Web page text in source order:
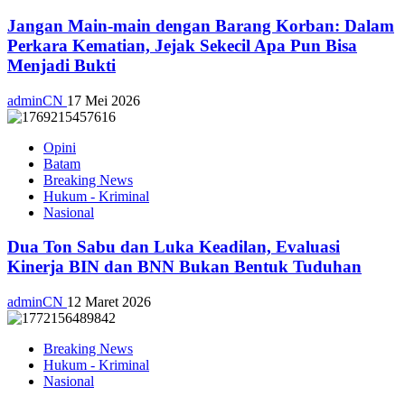
Jangan Main-main dengan Barang Korban: Dalam
Perkara Kematian, Jejak Sekecil Apa Pun Bisa
Menjadi Bukti
adminCN 17 Mei 2026
Opini
Batam
Breaking News
Hukum - Kriminal
Nasional
Dua Ton Sabu dan Luka Keadilan, Evaluasi
Kinerja BIN dan BNN Bukan Bentuk Tuduhan
adminCN 12 Maret 2026
Breaking News
Hukum - Kriminal
Nasional